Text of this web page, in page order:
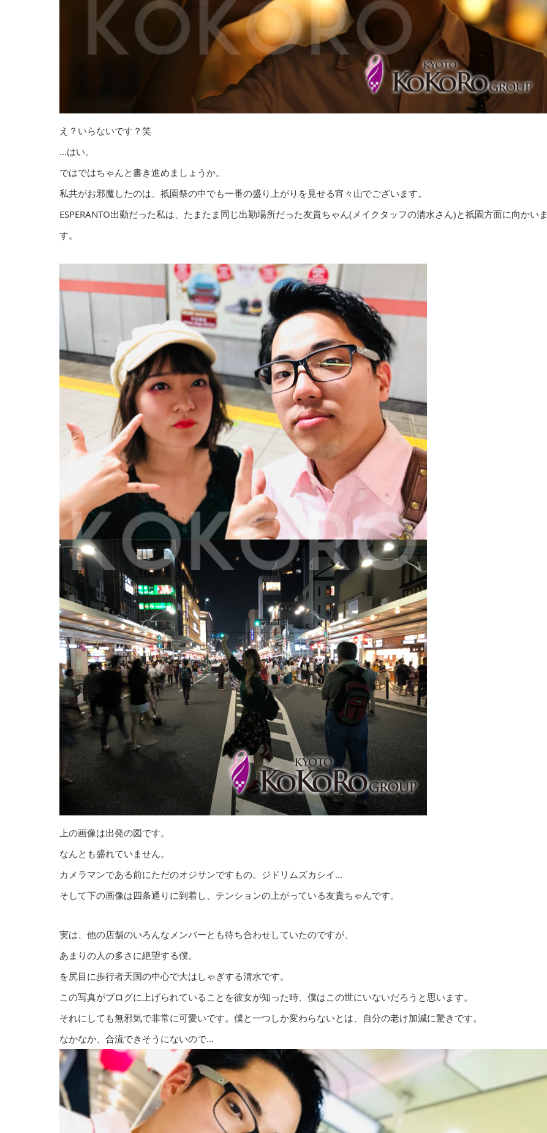
え？いらないです？笑
…はい。
ではではちゃんと書き進めましょうか。
私共がお邪魔したのは、祇園祭の中でも一番の盛り上がりを見せる宵々山でございます。
ESPERANTO出勤だった私は、たまたま同じ出勤場所だった友貴ちゃん(メイクタッフの清水さん)と祇園方面に向かいま
す。
上の画像は出発の図です。
なんとも盛れていません。
カメラマンである前にただのオジサンですもの。ジドリムズカシイ…
そして下の画像は四条通りに到着し、テンションの上がっている友貴ちゃんです。
実は、他の店舗のいろんなメンバーとも待ち合わせしていたのですが、
あまりの人の多さに絶望する僕。
を尻目に歩行者天国の中心で大はしゃぎする清水です。
この写真がブログに上げられていることを彼女が知った時、僕はこの世にいないだろうと思います。
それにしても無邪気で非常に可愛いです。僕と一つしか変わらないとは、自分の老け加減に驚きです。
なかなか、合流できそうにないので…